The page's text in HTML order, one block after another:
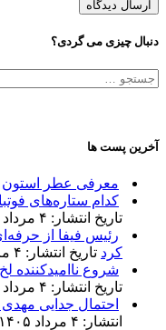
دنبال چیزی می گردی؟
جستجو
آخرین پست ها
معرفی عطر استون
کدام ستاره‌های
تاریخ انتشار: ۴ مرداد ۱۴۰۵
رئیس فیفا از
کرد تاریخ انتشار: ۴ مرداد ۱۴۰۵
شروع ناامیدکننده
تاریخ انتشار: ۴ مرداد ۱۴۰۵
احتمال جدایی
انتشار: ۴ مرداد ۱۴۰۵